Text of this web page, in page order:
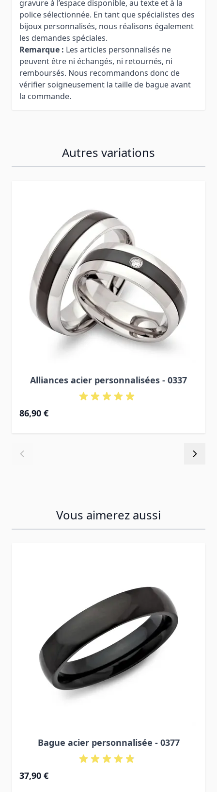
gravure à l’espace disponible, au texte et à la
police sélectionnée. En tant que spécialistes des
bijoux personnalisés, nous réalisons également
les demandes spéciales.
Remarque : Les articles personnalisés ne
peuvent être ni échangés, ni retournés, ni
remboursés. Nous recommandons donc de
vérifier soigneusement la taille de bague avant
la commande.
Autres variations
Alliances acier personnalisées - 0337
86,90 €
Vous aimerez aussi
Bague acier personnalisée - 0377
37,90 €